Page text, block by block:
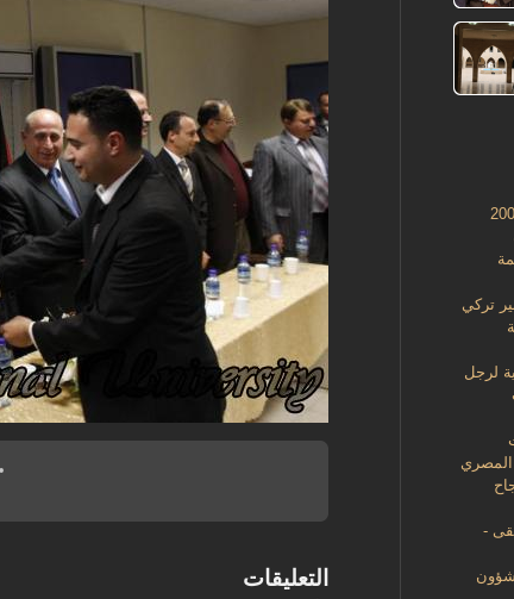
التعليقات
الدولي للعام 2008
تركي
لرجل
المصري
-
شؤون